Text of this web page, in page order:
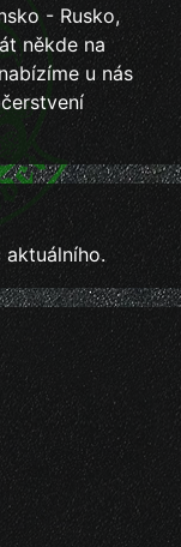
- Rusko,
někde na
u nás